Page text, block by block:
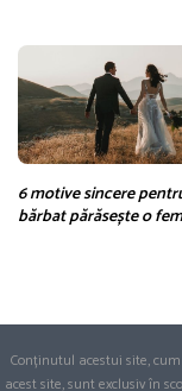
6 motive sincere
bărbat părăsește o
Conținutul acestui site,
acest site, sunt exclusiv în